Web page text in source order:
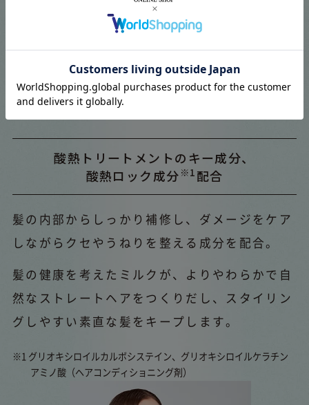
クセやうねりを整え、
まっすぐにロック
酸熱トリートメントのキー成分、
酸熱ロック成分 ※1 配合
髪の内部からしっかり補修し、ダメージをケア
しながらクセやうねりを整える成分を配合。
髪の健康を考えたミルクが、よりやわらかで自
然なストレートヘアをつくりだし、スタイリン
グしやすい素直な髪をキープします。
※1 グリオキシロイルカルボシステイン、グリオキシロイルケラチン
アミノ酸（ヘアコンディショニング剤）